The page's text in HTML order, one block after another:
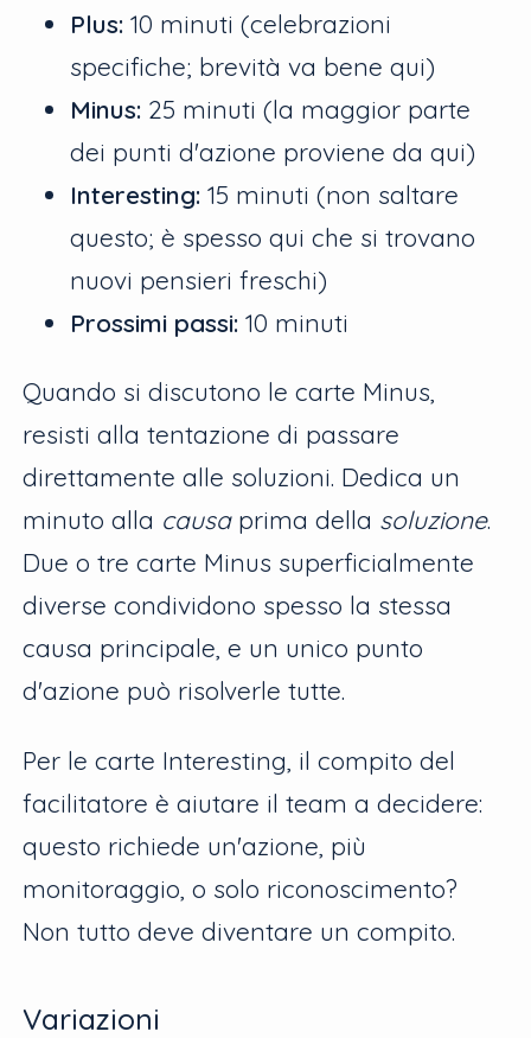
Plus: 10 minuti (celebrazioni
specifiche; brevità va bene qui)
Minus: 25 minuti (la maggior parte
dei punti d'azione proviene da qui)
Interesting: 15 minuti (non saltare
questo; è spesso qui che si trovano
nuovi pensieri freschi)
Prossimi passi: 10 minuti
Quando si discutono le carte Minus,
resisti alla tentazione di passare
direttamente alle soluzioni. Dedica un
minuto alla causaprima della soluzione.
Due o tre carte Minus superficialmente
diverse condividono spesso la stessa
causa principale, e un unico punto
d'azione può risolverle tutte.
Per le carte Interesting, il compito del
facilitatore è aiutare il team a decidere:
questo richiede un'azione, più
monitoraggio, o solo riconoscimento?
Non tutto deve diventare un compito.
Variazioni